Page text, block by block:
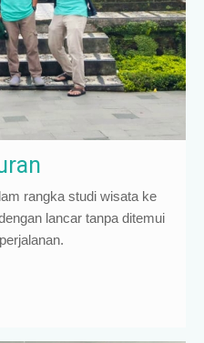
rangka studi wisata ke
lancar tanpa ditemui